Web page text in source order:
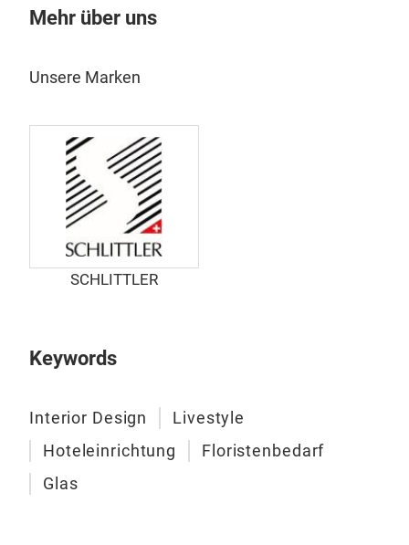
Mehr über uns
Unsere Marken
SCHLITTLER
Keywords
Interior Design
Livestyle
Hoteleinrichtung
Floristenbedarf
Glas